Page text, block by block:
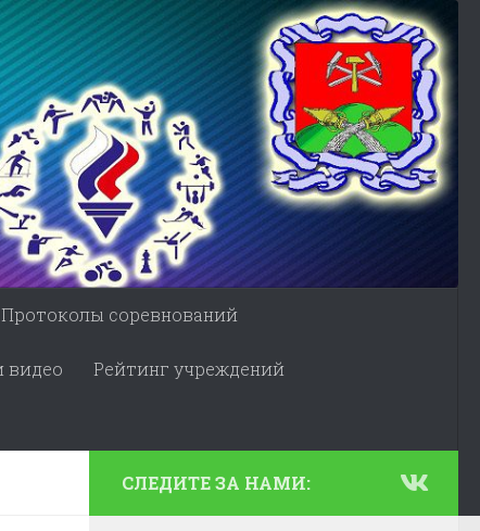
Протоколы соревнований
видео Рейтинг учреждений
СЛЕДИТЕ ЗА НАМИ: